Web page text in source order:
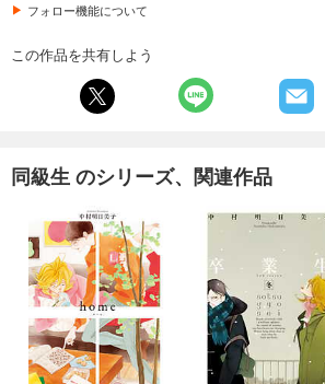
フォロー機能について
この作品を共有しよう
同級生 のシリーズ、関連作品